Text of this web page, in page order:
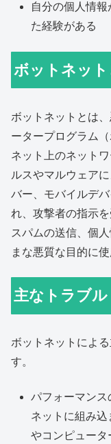
自分の個人情
た経験がある
ボットネット
ボットネットとは
ータープログラム
ネット上のネット
ルスやマルウェア
バー、モバイルデ
れ、攻撃者の指示
スパムの送信、個
まな悪質な目的に使
主なトラブル
ボットネットによ
す。
パフォーマンス
ネットに組み
やコンピュータ